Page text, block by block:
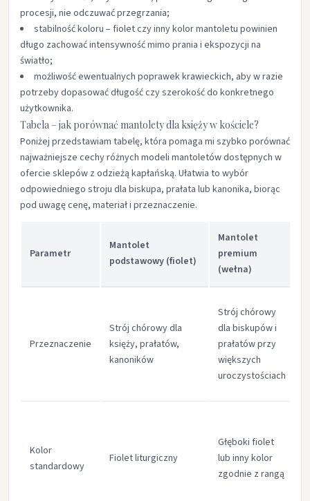
procesji, nie odczuwać przegrzania;​
stabilność koloru – fiolet czy inny kolor mantoletu powinien
długo zachować intensywność mimo prania i ekspozycji na
światło;​
możliwość ewentualnych poprawek krawieckich, aby w razie
potrzeby dopasować długość czy szerokość do konkretnego
użytkownika.​
Tabela – jak porównać mantolety dla księży w kościele?
Poniżej przedstawiam tabelę, która pomaga mi szybko porównać
najważniejsze cechy różnych modeli mantoletów dostępnych w
ofercie sklepów z odzieżą kapłańską. Ułatwia to wybór
odpowiedniego stroju dla biskupa, prałata lub kanonika, biorąc
pod uwagę cenę, materiał i przeznaczenie.​
Parametr
Mantolet
podstawowy (fiolet)
Mantolet
premium
(wełna)
Przeznaczenie
Strój chórowy dla
księży, prałatów,
kanoników​
Strój chórowy
dla biskupów i
prałatów przy
większych
uroczystościach​
Kolor
standardowy
Fiolet liturgiczny​
Głęboki fiolet
lub inny kolor
zgodnie z rangą​